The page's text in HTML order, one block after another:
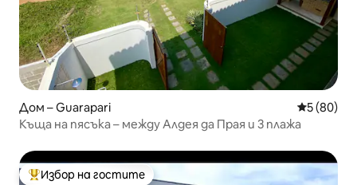
Дом – Guarapari Средна
5 (80)
Къща на пясъка – между Алдея да Прая и 3 плажа
Най-популярен избор на гостите
Избор на гостите